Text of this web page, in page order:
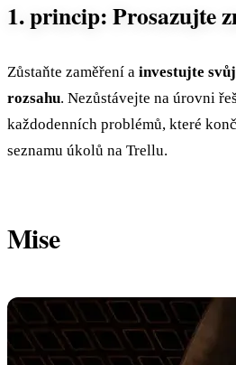
1. princip: Prosazujte
Zůstaňte zaměření a investujte
rozsahu. Nezůstávejte na úrovni
každodenních problémů, které
seznamu úkolů na Trellu.
Mise